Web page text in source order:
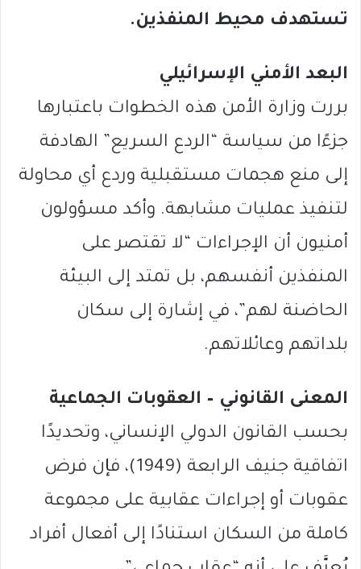
تستهدف محيط المنفذين.
البعد الأمني الإسرائيلي
بررت وزارة الأمن هذه الخطوات باعتبارها
جزءًا من سياسة “الردع السريع” الهادفة
إلى منع هجمات مستقبلية وردع أي محاولة
لتنفيذ عمليات مشابهة. وأكد مسؤولون
أمنيون أن الإجراءات “لا تقتصر على
المنفذين أنفسهم، بل تمتد إلى البيئة
الحاضنة لهم”، في إشارة إلى سكان
بلداتهم وعائلاتهم.
المعنى القانوني – العقوبات الجماعية
بحسب القانون الدولي الإنساني، وتحديدًا
اتفاقية جنيف الرابعة (1949)، فإن فرض
عقوبات أو إجراءات عقابية على مجموعة
كاملة من السكان استنادًا إلى أفعال أفراد